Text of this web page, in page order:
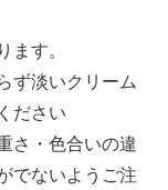
ます。
ず淡いクリーム
ださい
さ・色合いの違
でないようご注